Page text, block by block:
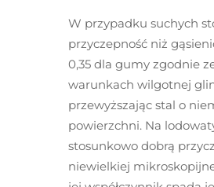
W przypadku suchych
przyczepność niż
0,35 dla gumy zgodnie
warunkach wilgotnej
przewyższając stal o
powierzchni. Na
stosunkowo dobrą
niewielkiej